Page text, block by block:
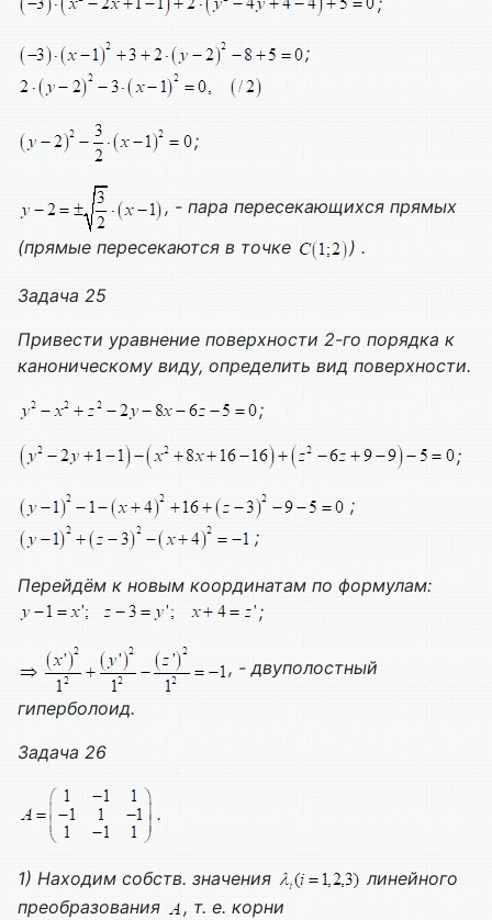
;
;
, - пара пересекающихся прямых
(прямые пересекаются в точке
) .
Задача 25
Привести уравнение поверхности 2-го порядка к
каноническому виду, определить вид поверхности.
;
;
;
;
Перейдём к новым координатам по формулам:
;
, - двуполостный
гиперболоид.
Задача 26
.
1) Находим собств. значения
линейного
преобразования
, т. е. корни